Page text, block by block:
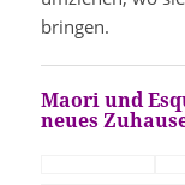
bringen.
Maori und
neues